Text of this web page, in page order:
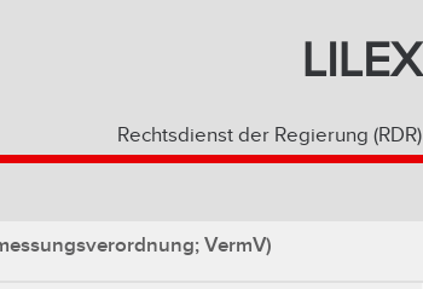
LILEX
Rechtsdienst der Regierung (RDR)
VermV)